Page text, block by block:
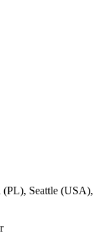
Seattle (USA),